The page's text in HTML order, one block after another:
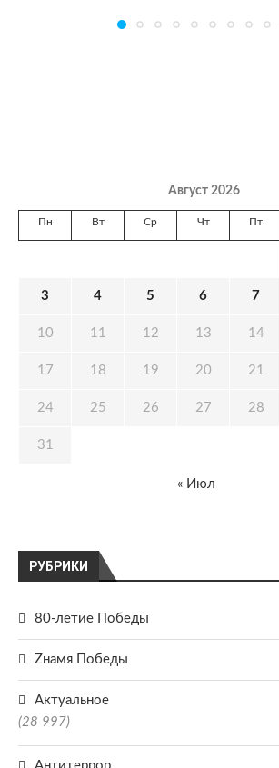
РУБРИКИ
80-летие Победы
Zнамя Победы
Актуальное
(28 997)
Август 2026
Пн Вт Ср Чт Пт
3 4 5 6 7
10 11 12 13 14
17 18 19 20 21
24 25 26 27 28
31
« Июл